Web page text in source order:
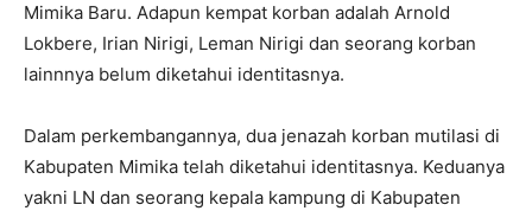
Mimika Baru. Adapun kempat korban adalah Arnold
Lokbere, Irian Nirigi, Leman Nirigi dan seorang korban
lainnnya belum diketahui identitasnya.
Dalam perkembangannya, dua jenazah korban mutilasi di
Kabupaten Mimika telah diketahui identitasnya. Keduanya
yakni LN dan seorang kepala kampung di Kabupaten